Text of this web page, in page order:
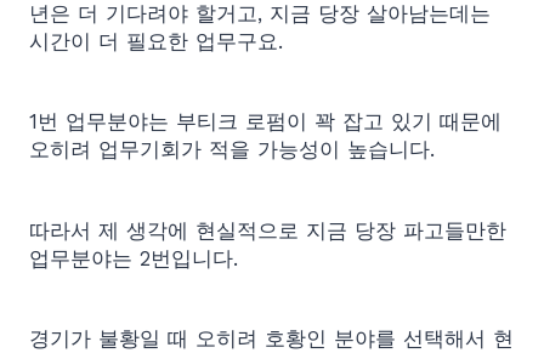
년은 더 기다려야 할거고, 지금 당장 살아남는데는
시간이 더 필요한 업무구요.
1번 업무분야는 부티크 로펌이 꽉 잡고 있기 때문에
오히려 업무기회가 적을 가능성이 높습니다.
따라서 제 생각에 현실적으로 지금 당장 파고들만한
업무분야는 2번입니다.
경기가 불황일 때 오히려 호황인 분야를 선택해서 현